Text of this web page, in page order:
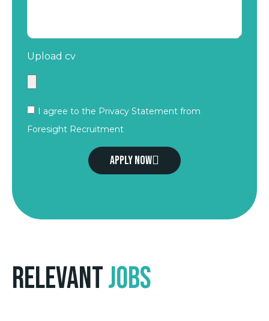
Upload cv
I agree to the Privacy Statement from
Foresight Recruitment
Apply now
RelevantJobs